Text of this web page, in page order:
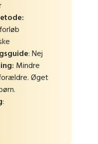
: Nej
Mindre
Øget
: